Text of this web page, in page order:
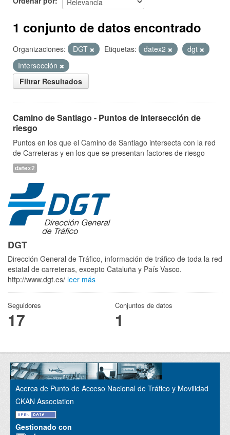
1 conjunto de datos encontrado
Organizaciones: DGT Etiquetas: datex2
dgt
Intersección
Filtrar Resultados
Camino de Santiago - Puntos de intersección de
riesgo
Puntos en los que el Camino de Santiago intersecta con la red
de Carreteras y en los que se presentan factores de riesgo
datex2
DGT
Dirección General de Tráfico, información de tráfico de toda la red
estatal de carreteras, excepto Cataluña y País Vasco.
http://www.dgt.es/ leer más
Seguidores
17
Conjuntos de datos
1
Acerca de Punto de Acceso Nacional de Tráfico y Movilidad
CKAN Association
Gestionado con